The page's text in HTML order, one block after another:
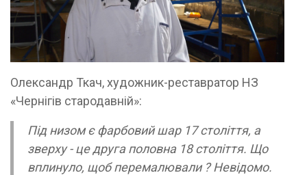
Олександр Ткач, художник-реставратор НЗ
«Чернігів стародавній»:
Під низом є фарбовий шар 17 століття, а
зверху - це друга половна 18 століття. Що
вплинуло, щоб перемалювали ? Невідомо.